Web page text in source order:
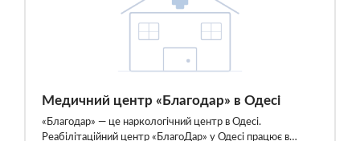
Медичний центр «Благодар» в Одесі
«Благодар» — це наркологічний центр в Одесі.
Реабілітаційний центр «БлагоДар» у Одесі працює в…